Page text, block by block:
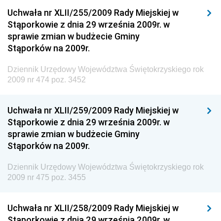
Środowiska
Dziennik Urzędowy Ministerstwa Administracji,
Gospodarki Terenowej i Ochrony Środowiska
Gospodarki Przestrzennej
Dziennik Urzędowy Ministerstwa Przemysłu
Chemicznego i Lekkiego
Dziennik Urzędowy Ministerstwa Rolnictwa i
Dziennik Urzędowy Ministra Rodziny, Pracy i Polityki
Dziennik Urzędowy Ministra Cyfryzacji
Uchwała nr XLII/255/2009 Rady Miejskiej w
Stąporkowie z dnia 29 września 2009r. w
sprawie zmian w budżecie Gminy
Stąporków na 2009r.
Dziennik Urzędowy Województwa Świętokrzyskiego rok
2009 nr 474 poz. 3452
Uchwała nr XLII/259/2009 Rady Miejskiej w
Stąporkowie z dnia 29 września 2009r. w
sprawie zmian w budżecie Gminy
Stąporków na 2009r.
Dziennik Urzędowy Województwa Świętokrzyskiego rok
2009 nr 475 poz. 3455
Uchwała nr XLII/258/2009 Rady Miejskiej w